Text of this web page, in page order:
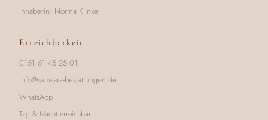
Inhaberin: Norma Klinke
Erreichbarkeit
0151 61 45 25 01
info@samsara-bestattungen.de
WhatsApp
Tag & Nacht erreichbar